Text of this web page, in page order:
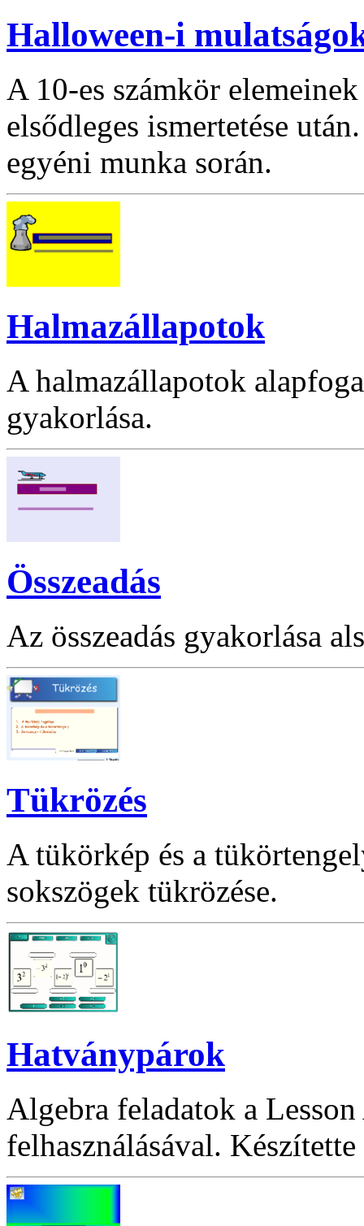
Halloween-i
A 10-es számkör
elsődleges ismertetése
egyéni munka során.
Halmazállapotok
A halmazállapotok
gyakorlása.
Összeadás
Az összeadás gyakorlása
Tükrözés
A tükörkép és a
sokszögek tükrözése.
Hatványpárok
Algebra feladatok a
felhasználásával.